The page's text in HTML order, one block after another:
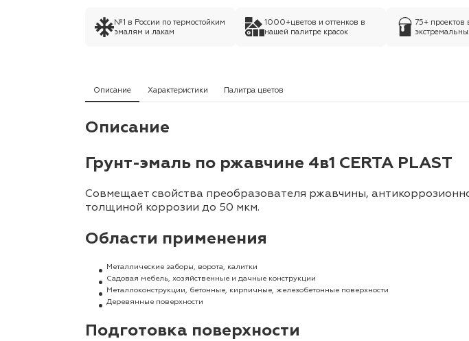
№1 в России по термостойким
эмалям и лакам
1000+цветов и оттенков в
нашей палитре красок
75+ проектов
Описание Характеристики Палитра цветов
Описание
Грунт-эмаль по ржавчине 4в1 CERTA PLAST
Совмещает свойства преобразователя ржавчины,
толщиной коррозии до 50 мкм.
Области применения
Металлические заборы, ворота, калитки
Садовая мебель, хозяйственные и дачные конструкции
Металлоконструкции, бетонные, кирпичные, железобетонные поверхности
Деревянные поверхности
Подготовка поверхности